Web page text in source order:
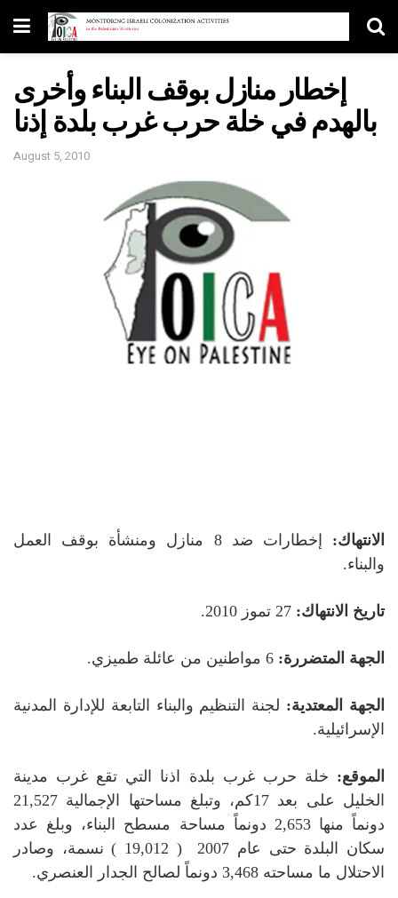
إخطار منازل بوقف البناء وأخرى
بالهدم في خلة حرب غرب بلدة إذنا
August 5, 2010
الانتهاك:
إخطارات ضد 8 منازل ومنشأة بوقف العمل
والبناء.
تاريخ الانتهاك:
الجهة المتضررة:
الجهة المعتدية: لجنة التنظيم والبناء التابعة للإدارة المدنية
الإسرائيلية.
الموقع: خلة حرب غرب بلدة اذنا التي تقع غرب مدينة
الخليل على بعد 17كم، وتبلغ مساحتها الإجمالية 21,527
دونماً منها 2,653 دونماً مساحة مسطح البناء، وبلغ عدد
سكان البلدة حتى عام 2007 ( 19,012 ) نسمة، وصادر
الاحتلال ما مساحته 3,468 دونماً لصالح الجدار العنصري.